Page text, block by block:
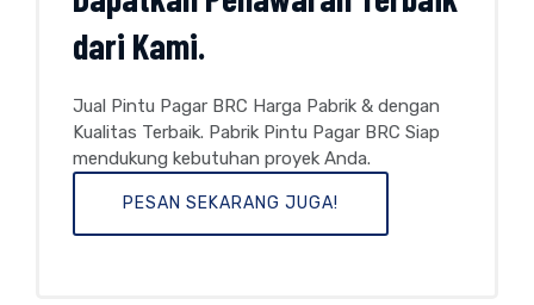
dari Kami.
Jual Pintu Pagar BRC Harga Pabrik & dengan
Kualitas Terbaik. Pabrik Pintu Pagar BRC Siap
mendukung kebutuhan proyek Anda.
PESAN SEKARANG JUGA!